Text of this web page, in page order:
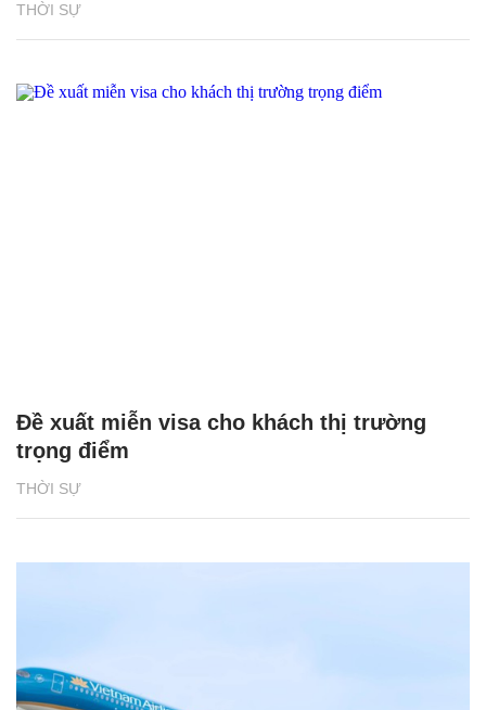
THỜI SỰ
THỜI SỰ
Đề xuất miễn visa cho khách thị trường
trọng điểm